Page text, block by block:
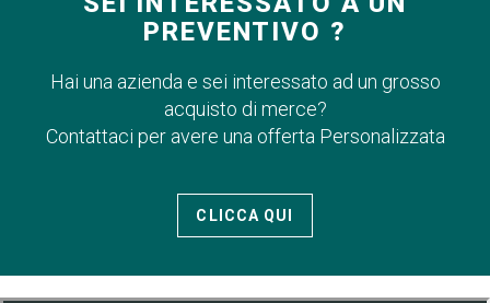
PREVENTIVO ?
Hai una azienda e sei interessato ad un grosso
acquisto di merce?
Contattaci per avere una offerta Personalizzata
CLICCA QUI